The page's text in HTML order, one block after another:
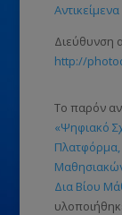
Αντικείμενα
Διεύθυνση
http://
Το παρόν
«Ψηφιακό
Πλατφόρμα,
Δια Βίου